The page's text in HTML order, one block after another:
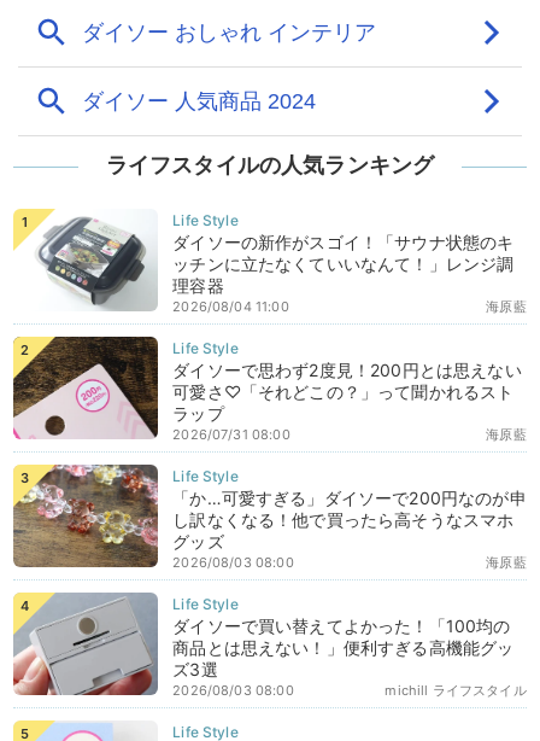
ライフスタイルの人気ランキング
ダイソーの新作がスゴイ！「サウナ状態のキ
ッチンに立たなくていいなんて！」レンジ調
理容器
海原藍
2026/08/04 11:00
ダイソーで思わず2度見！200円とは思えない
可愛さ♡「それどこの？」って聞かれるスト
ラップ
海原藍
2026/07/31 08:00
「か…可愛すぎる」ダイソーで200円なのが申
し訳なくなる！他で買ったら高そうなスマホ
グッズ
海原藍
2026/08/03 08:00
ダイソーで買い替えてよかった！「100均の
商品とは思えない！」便利すぎる高機能グッ
ズ3選
michill ライフスタイル
2026/08/03 08:00